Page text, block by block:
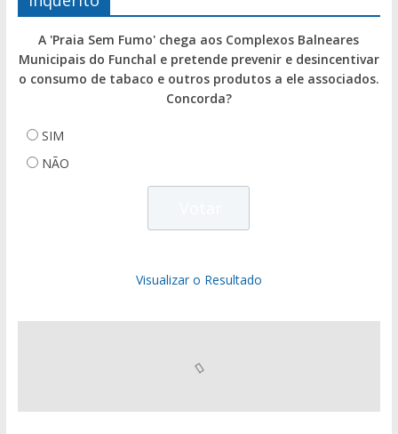
A 'Praia Sem Fumo' chega aos Complexos Balneares
Municipais do Funchal e pretende prevenir e desincentivar
o consumo de tabaco e outros produtos a ele associados.
Concorda?
SIM
NÃO
Visualizar o Resultado